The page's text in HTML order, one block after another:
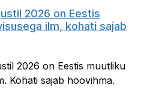
2026 on Eestis
ilm, kohati sajab
2026 on Eestis muutliku
Kohati sajab hoovihma.